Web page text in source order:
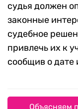
судья должен
законные
судебное
привлечь их к
сообщив о дате
Объясняем